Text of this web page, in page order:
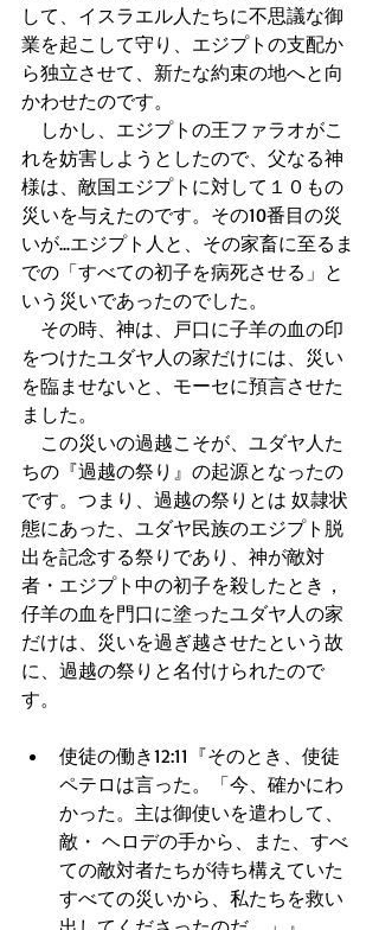
して、イスラエル人たちに不思議な御
業を起こして守り、エジプトの支配か
ら独立させて、新たな約束の地へと向
かわせたのです。
しかし、エジプトの王ファラオがこ
れを妨害しようとしたので、父なる神
様は、敵国エジプトに対して１０もの
災いを与えたのです。その10番目の災
いが...エジプト人と、その家畜に至るま
での「すべての初子を病死させる」と
いう災いであったのでした。
その時、神は、戸口に子羊の血の印
をつけたユダヤ人の家だけには、災い
を臨ませないと、モーセに預言させた
ました。
この災いの過越こそが、ユダヤ人た
ちの『過越の祭り』の起源となったの
です。つまり、過越の祭りとは 奴隷状
態にあった、ユダヤ民族のエジプト脱
出を記念する祭りであり、神が敵対
者・エジプト中の初子を殺したとき，
仔羊の血を門口に塗ったユダヤ人の家
だけは、災いを過ぎ越させたという故
に、過越の祭りと名付けられたので
す。
使徒の働き12:11『そのとき、使徒
ペテロは言った。「今、確かにわ
かった。主は御使いを遣わして、
敵・ ヘロデの手から、また、すべ
ての敵対者たちが待ち構えていた
すべての災いから、私たちを救い